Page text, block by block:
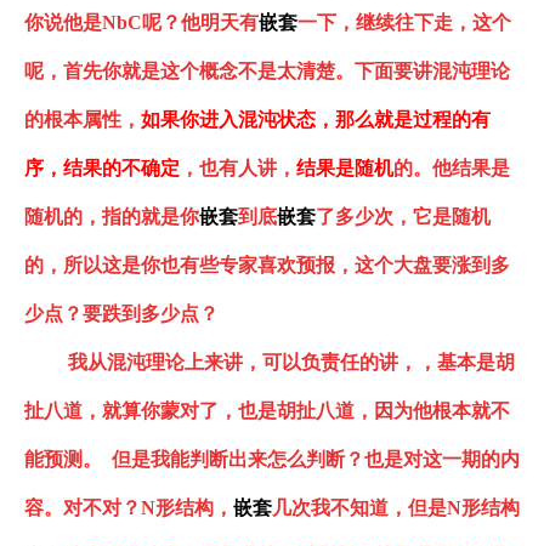
你说他是NbC呢？他明天有嵌套一下，继续往下走，这个
呢，首先你就是这个概念不是太清楚。下面要讲混沌理论
的根本属性， 如果你进入混沌状态，那么就是过程的有
序，结果的不确定 ，也有人讲， 结果是随机的。他结果是
随机的，指的就是你嵌套到底嵌套了多少次，它是随机
的，所以这是你也有些专家喜欢预报，这个大盘要涨到多
少点？要跌到多少点 ？
我从混沌理论上来讲，可以负责任的讲，，基本是胡
扯八道，就算你蒙对了，也是胡扯八道，因为他根本就不
能预测。 但是我能判断出来怎么判断？也是对这一期的内
容。对不对？N形结构 ， 嵌套几次我不知道，但是N形结构